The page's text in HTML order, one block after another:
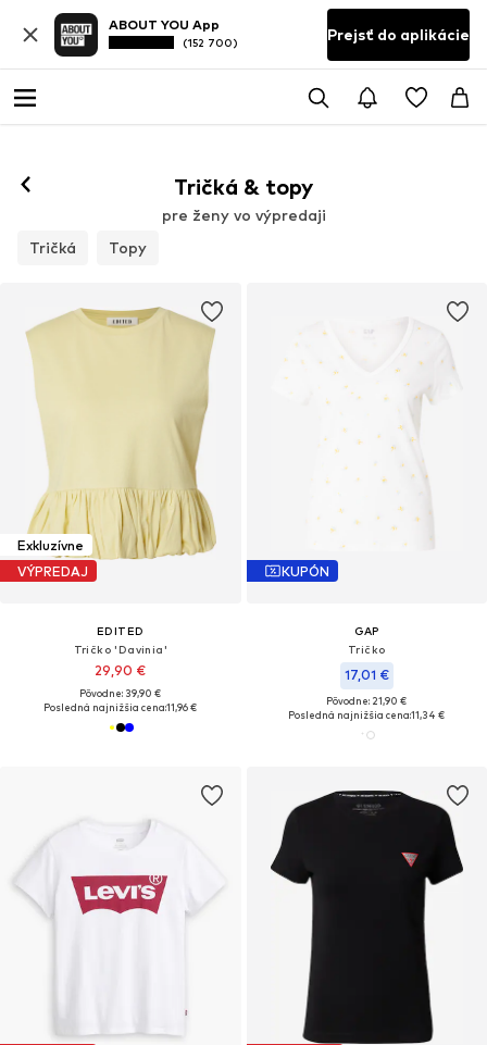
ABOUT YOU App
(152 700) Prejsť do aplikácie
Tričká & topy
pre ženy vo výpredaji
Tričká
Topy
Exkluzívne
VÝPREDAJ
EDITED
Tričko 'Davinia'
29,90 €
Pôvodne: 39,90 €
Posledná najnižšia cena:11,96 €
KUPÓN
GAP
Tričko
17,01 €
Pôvodne: 21,90 €
Posledná najnižšia cena:11,34 €